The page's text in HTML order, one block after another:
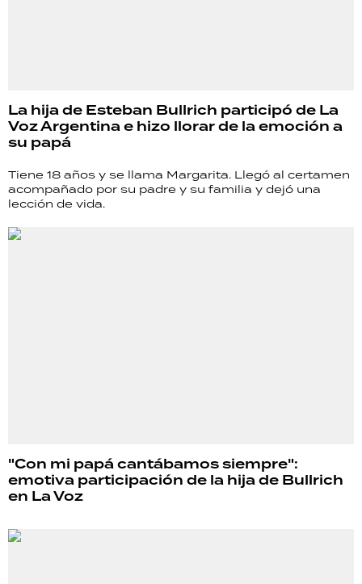
La hija de Esteban Bullrich participó de La
Voz Argentina e hizo llorar de la emoción a
su papá
Tiene 18 años y se llama Margarita. Llegó al certamen
acompañado por su padre y su familia y dejó una
lección de vida.
"Con mi papá cantábamos siempre":
emotiva participación de la hija de Bullrich
en La Voz